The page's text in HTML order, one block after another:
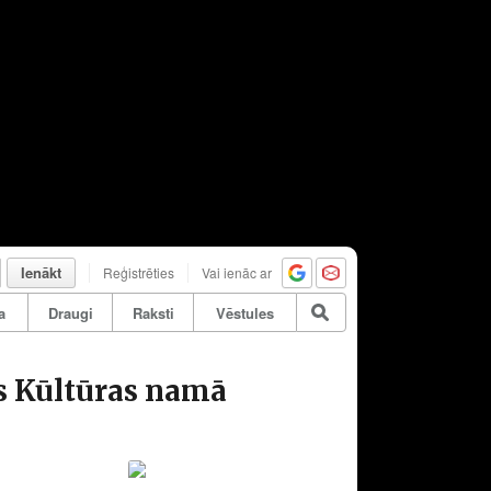
Ienākt Reģistrēties Vai ienāc ar
Draugi Raksti Vēstules
Kūltūras namā